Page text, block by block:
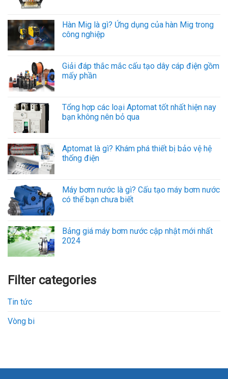
Hàn Mig là gì? Ứng dụng của hàn Mig trong
công nghiệp
Giải đáp thắc mắc cấu tạo dây cáp điện gồm
mấy phần
Tổng hợp các loại Aptomat tốt nhất hiện nay
bạn không nên bỏ qua
Aptomat là gì? Khám phá thiết bị bảo vệ hệ
thống điện
Máy bơm nước là gì? Cấu tạo máy bơm nước
có thể bạn chưa biết
Bảng giá máy bơm nước cập nhật mới nhất
2024
Filter categories
Tin tức
Vòng bi